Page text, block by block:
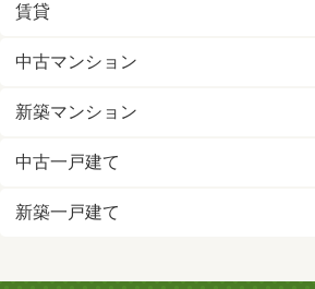
賃貸
中古マンション
新築マンション
中古一戸建て
新築一戸建て